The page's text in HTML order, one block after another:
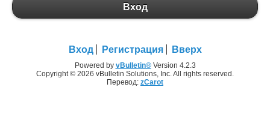
Вход
Вход Регистрация Вверх
Powered by vBulletin®Version 4.2.3
Copyright © 2026 vBulletin Solutions, Inc. All rights reserved.
Перевод: zCarot